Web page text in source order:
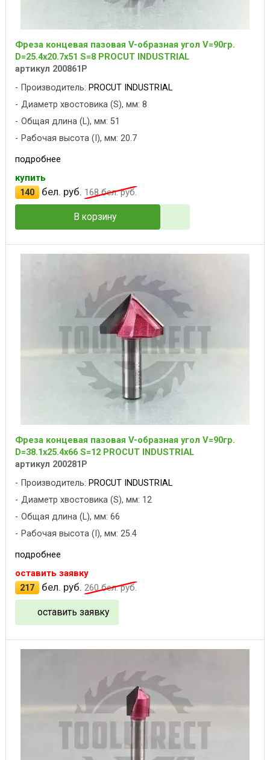
Фреза концевая пазовая V-образная угол V=90гр.
D=25.4x20.7x51 S=8 PROCUT INDUSTRIAL
артикул 200861P
Производитель: PROCUT INDUSTRIAL
Диаметр хвостовика (S), мм: 8
Общая длина (L), мм: 51
Рабочая высота (I), мм: 20.7
подробнее
купить
140
бел. руб. 168бел. руб.
В корзину
Фреза концевая пазовая V-образная угол V=90гр.
D=38.1x25.4x66 S=12 PROCUT INDUSTRIAL
артикул 200281P
Производитель: PROCUT INDUSTRIAL
Диаметр хвостовика (S), мм: 12
Общая длина (L), мм: 66
Рабочая высота (I), мм: 25.4
подробнее
оставить заявку
217
бел. руб. 260бел. руб.
оставить заявку